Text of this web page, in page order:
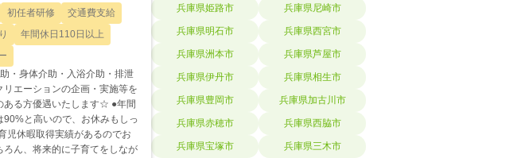
初任者研修
交通費支給
年間休日110日以上
・身体介助・入浴介助・排泄
エーションの企画・実施等を
ある方優遇いたします☆ ●年間
と高いので、お休みもしっ
児休暇取得実績があるのでお
ん、将来的に子育てをしなが
兵庫県姫路市 兵庫県尼崎市
兵庫県明石市 兵庫県西宮市
兵庫県洲本市 兵庫県芦屋市
兵庫県伊丹市 兵庫県相生市
兵庫県豊岡市 兵庫県加古川市
兵庫県赤穂市 兵庫県西脇市
兵庫県宝塚市 兵庫県三木市